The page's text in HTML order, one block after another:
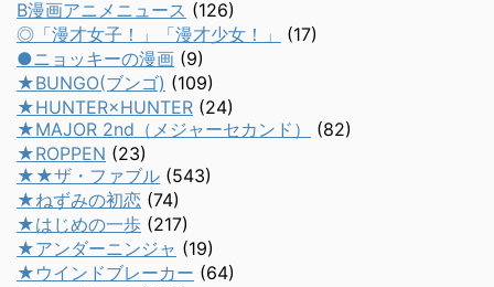
B漫画アニメニュース (126)
◎「漫才女子！」「漫才少女！」
(17)
●ニョッキーの漫画 (9)
★BUNGO(ブンゴ) (109)
★HUNTER×HUNTER (24)
★MAJOR 2nd（メジャーセカンド）
(82)
★ROPPEN (23)
★★ザ・ファブル (543)
★ねずみの初恋 (74)
★はじめの一歩 (217)
★アンダーニンジャ (19)
★ウインドブレーカー (64)